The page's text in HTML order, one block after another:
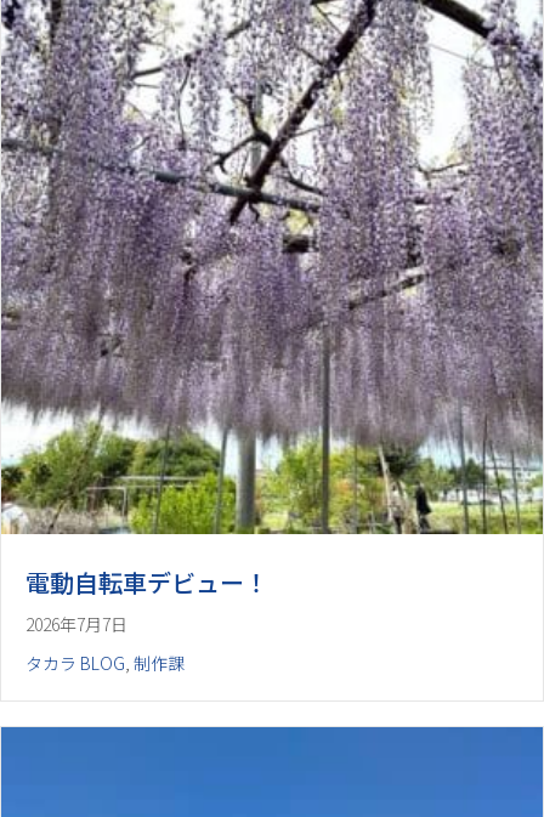
電動自転車デビュー！
2026年7月7日
タカラ BLOG, 制作課